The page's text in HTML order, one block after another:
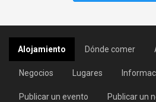
Alojamiento Dónde comer
Negocios Lugares
Publicar un evento Publicar un